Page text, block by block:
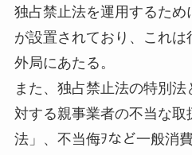
独占禁止法を運用するため
が設置されており、これ
外局にあたる。
また、独占禁止法の特別
対する親事業者の不当な
法」、不当侮ｦなど一般消